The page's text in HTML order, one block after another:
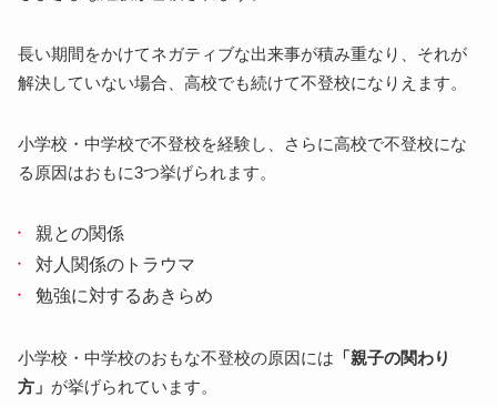
長い期間をかけてネガティブな出来事が積み重なり、それが
解決していない場合、高校でも続けて不登校になりえます。
小学校・中学校で不登校を経験し、さらに高校で不登校にな
る原因はおもに3つ挙げられます。
親との関係
対人関係のトラウマ
勉強に対するあきらめ
小学校・中学校のおもな不登校の原因には 「親子の関わり
方」 が挙げられています。